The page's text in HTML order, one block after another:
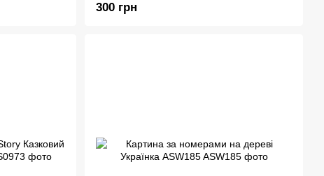
300 грн